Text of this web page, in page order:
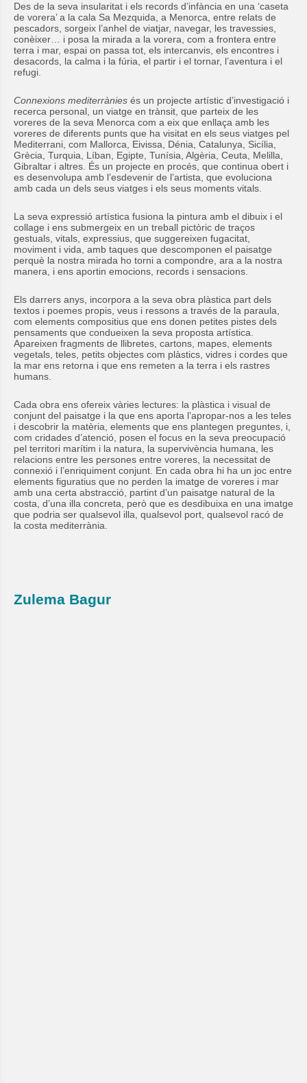
Des de la seva insularitat i els records d’infància en una ‘caseta
de vorera’ a la cala Sa Mezquida, a Menorca, entre relats de
pescadors, sorgeix l’anhel de viatjar, navegar, les travessies,
conèixer… i posa la mirada a la vorera, com a frontera entre
terra i mar, espai on passa tot, els intercanvis, els encontres i
desacords, la calma i la fúria, el partir i el tornar, l’aventura i el
refugi.
Connexions mediterrànies és un projecte artístic d’investigació i
recerca personal, un viatge en trànsit, que parteix de les
voreres de la seva Menorca com a eix que enllaça amb les
voreres de diferents punts que ha visitat en els seus viatges pel
Mediterrani, com Mallorca, Eivissa, Dénia, Catalunya, Sicília,
Grècia, Turquia, Líban, Egipte, Tunísia, Algèria, Ceuta, Melilla,
Gibraltar i altres. És un projecte en procés, que continua obert i
es desenvolupa amb l’esdevenir de l’artista, que evoluciona
amb cada un dels seus viatges i els seus moments vitals.
La seva expressió artística fusiona la pintura amb el dibuix i el
collage i ens submergeix en un treball pictòric de traços
gestuals, vitals, expressius, que suggereixen fugacitat,
moviment i vida, amb taques que descomponen el paisatge
perquè la nostra mirada ho torni a compondre, ara a la nostra
manera, i ens aportin emocions, records i sensacions.
Els darrers anys, incorpora a la seva obra plàstica part dels
textos i poemes propis, veus i ressons a través de la paraula,
com elements compositius que ens donen petites pistes dels
pensaments que condueixen la seva proposta artística.
Apareixen fragments de llibretes, cartons, mapes, elements
vegetals, teles, petits objectes com plàstics, vidres i cordes que
la mar ens retorna i que ens remeten a la terra i els rastres
humans.
Cada obra ens ofereix vàries lectures: la plàstica i visual de
conjunt del paisatge i la que ens aporta l’apropar-nos a les teles
i descobrir la matèria, elements que ens plantegen preguntes, i,
com cridades d’atenció, posen el focus en la seva preocupació
pel territori marítim i la natura, la supervivència humana, les
relacions entre les persones entre voreres, la necessitat de
connexió i l’enriquiment conjunt. En cada obra hi ha un joc entre
elements figuratius que no perden la imatge de voreres i mar
amb una certa abstracció, partint d’un paisatge natural de la
costa, d’una illa concreta, però que es desdibuixa en una imatge
que podria ser qualsevol illa, qualsevol port, qualsevol racó de
la costa mediterrània.
Zulema Bagur